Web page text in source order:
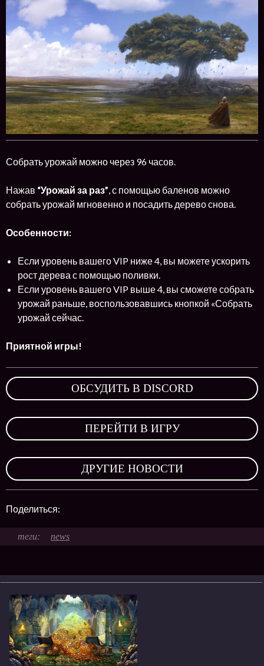
Собрать урожай можно через 96 часов.
Нажав “Урожай за раз”, с помощью баленов можно
собрать урожай мгновенно и посадить дерево снова.
Особенности:
Если уровень вашего VIP ниже 4, вы можете ускорить
рост дерева с помощью поливки.
Если уровень вашего VIP выше 4, вы сможете собрать
урожай раньше, воспользовавшись кнопкой «Собрать
урожай сейчас.
Приятной игры!
ОБСУДИТЬ В DISCORD
ПЕРЕЙТИ В ИГРУ
ДРУГИЕ НОВОСТИ
Поделиться:
news